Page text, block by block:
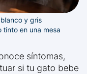
y gris
tinto en una mesa
síntomas,
si tu gato bebe